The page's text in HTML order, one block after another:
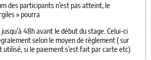
des participants n’est pas atteint, le
» pourra
48h avant le début du stage. Celui-ci
selon le moyen de règlement ( sur
utilisé, si le paiement s’est fait par carte etc)